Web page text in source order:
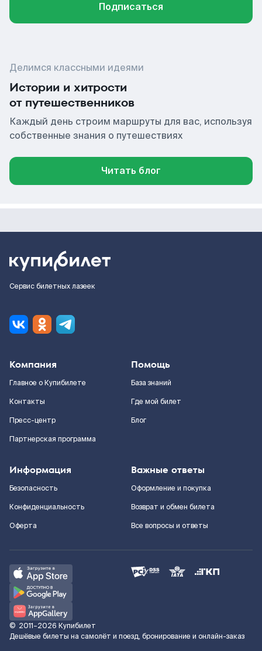
Подписаться
Делимся классными идеями
Истории и хитрости
от путешественников
Каждый день строим маршруты для вас, используя
собственные знания о путешествиях
Читать блог
Сервис билетных лазеек
Компания
Главное о Купибилете
Контакты
Пресс-центр
Партнерская программа
Помощь
База знаний
Где мой билет
Блог
Информация
Безопасность
Конфиденциальность
Оферта
Важные ответы
Оформление и покупка
Возврат и обмен билета
Все вопросы и ответы
© 2011–2026 Купибилет
Дешёвые билеты на самолёт и поезд, бронирование и онлайн-заказ